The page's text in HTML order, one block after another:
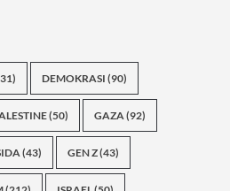
DEMOKRASI (90)
(50) GAZA(92)
(43) GEN Z(43)